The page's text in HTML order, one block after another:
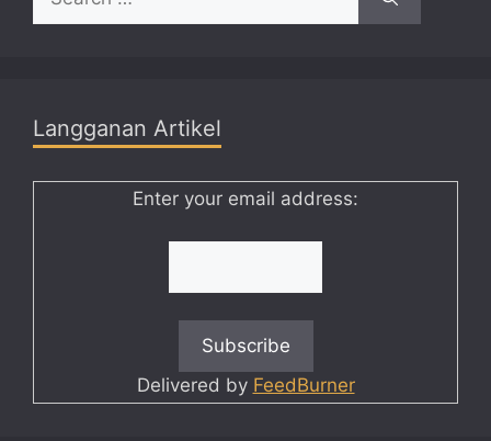
for:
Langganan Artikel
Enter your email address:
Delivered by FeedBurner